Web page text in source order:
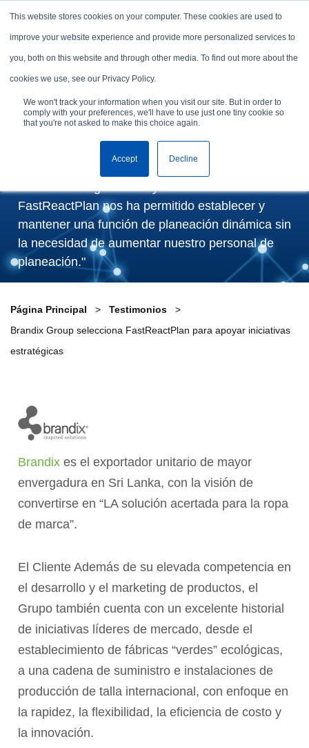
This website stores cookies on your computer. These cookies are used to
improve your website experience and provide more personalized services to
you, both on this website and through other media. To find out more about the
cookies we use, see our Privacy Policy.
We won't track your information when you visit our site. But in order to
comply with your preferences, we'll have to use just one tiny cookie so
that you're not asked to make this choice again.
Accept Decline
Skip to content
Brandix Group selecciona
FastReactPlan para apoyar
iniciativas estratégicas
crecimiento significativo y la inversión en
FastReactPlan nos ha permitido establecer y
mantener una función de planeación dinámica sin
la necesidad de aumentar nuestro personal de
planeación."
Página Principal
Testimonios
Brandix Group selecciona FastReactPlan para apoyar iniciativas
estratégicas
Brandix es el exportador unitario de mayor
envergadura en Sri Lanka, con la visión de
convertirse en “LA solución acertada para la ropa
de marca”.
El Cliente Además de su elevada competencia en
el desarrollo y el marketing de productos, el
Grupo también cuenta con un excelente historial
de iniciativas líderes de mercado, desde el
establecimiento de fábricas “verdes” ecológicas,
a una cadena de suministro e instalaciones de
producción de talla internacional, con enfoque en
la rapidez, la flexibilidad, la eficiencia de costo y
la innovación.